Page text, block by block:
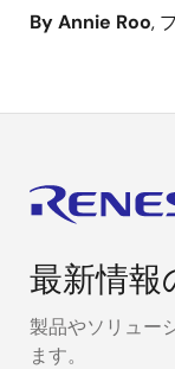
By Annie Roo,
最新情報
製品やソリュー
ます。